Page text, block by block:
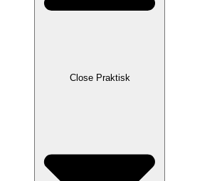
Close Praktisk